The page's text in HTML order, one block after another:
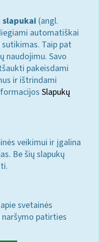
slapukai (angl.
automatiškai
Taip pat
naudojimu. Savo
pakeisdami
ir ištrindami
Slapukų
veikimui ir įgalina
Be šių slapukų
svetainės
patirties